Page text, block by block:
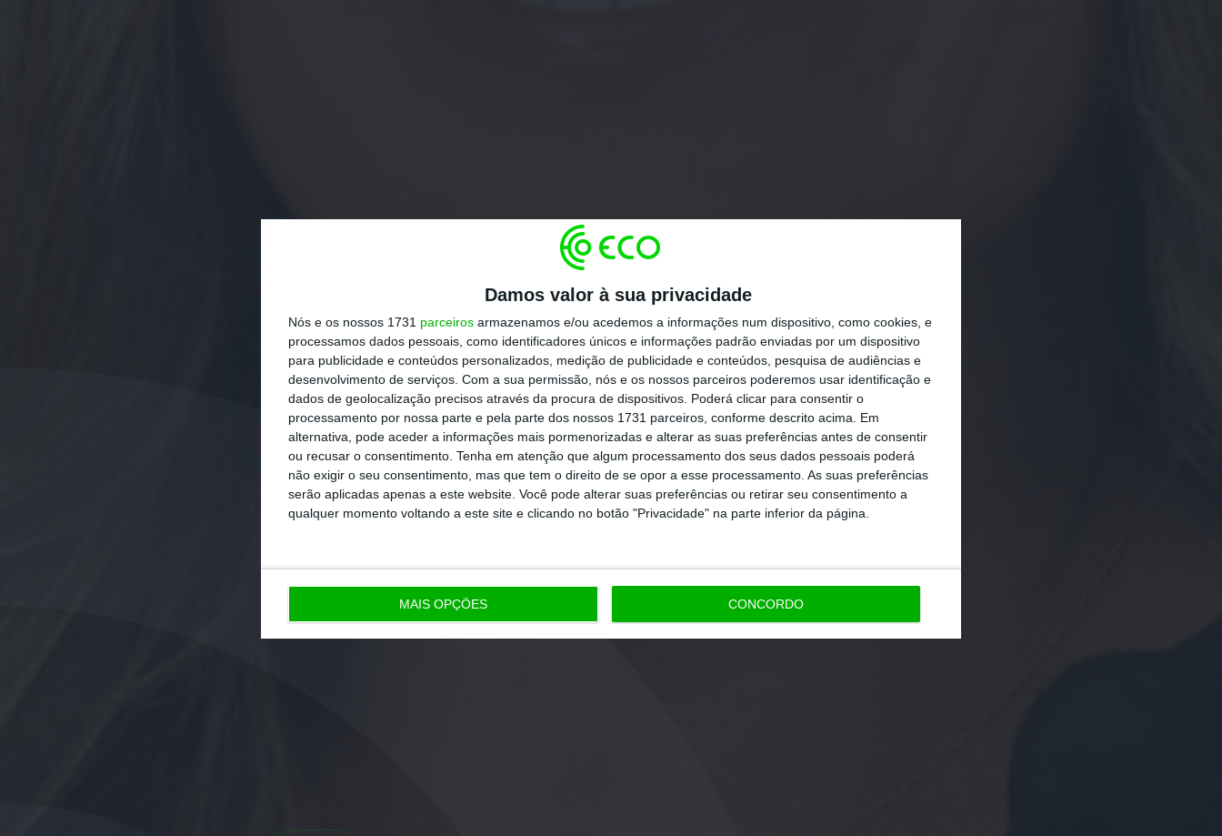
Damos valor à sua privacidade
Nós e os nossos 1731 parceiros armazenamos e/ou acedemos a informações num dispositivo, como cookies, e
processamos dados pessoais, como identificadores únicos e informações padrão enviadas por um dispositivo
para publicidade e conteúdos personalizados, medição de publicidade e conteúdos, pesquisa de audiências e
desenvolvimento de serviços. Com a sua permissão, nós e os nossos parceiros poderemos usar identificação e
dados de geolocalização precisos através da procura de dispositivos. Poderá clicar para consentir o
processamento por nossa parte e pela parte dos nossos 1731 parceiros, conforme descrito acima. Em
alternativa, pode aceder a informações mais pormenorizadas e alterar as suas preferências antes de consentir
ou recusar o consentimento. Tenha em atenção que algum processamento dos seus dados pessoais poderá
não exigir o seu consentimento, mas que tem o direito de se opor a esse processamento. As suas preferências
serão aplicadas apenas a este website. Você pode alterar suas preferências ou retirar seu consentimento a
qualquer momento voltando a este site e clicando no botão "Privacidade" na parte inferior da página.
MAIS OPÇÕES CONCORDO